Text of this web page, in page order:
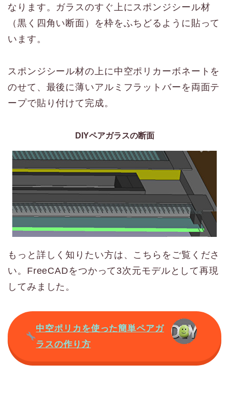
なります。ガラスのすぐ上にスポンジシール材
（黒く四角い断面）を枠をふちどるように貼って
います。
スポンジシール材の上に中空ポリカーボネートを
のせて、最後に薄いアルミフラットバーを両面テ
ープで貼り付けて完成。
DIYペアガラスの断面
もっと詳しく知りたい方は、こちらをご覧くださ
い。FreeCADをつかって3次元モデルとして再現
してみました。
中空ポリカを使った簡単ペアガ
ラスの作り方